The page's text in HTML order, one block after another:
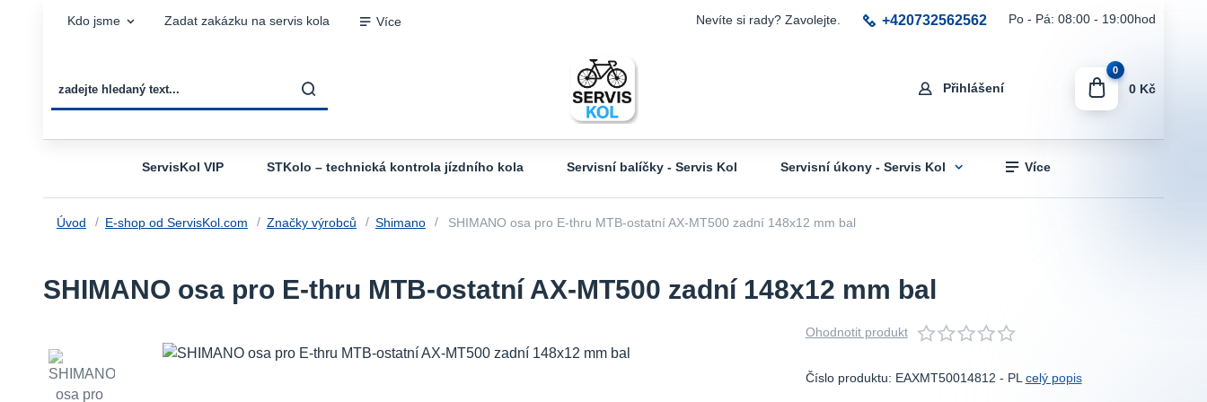
Kdo jsme Zadat zakázku na servis kola Více
Přihlášení
Nevíte si rady? Zavolejte. +420732562562 Po - Pá: 08:00 - 19:00hod
0
0 Kč
ServisKol VIP STKolo – technická kontrola jízdního kola Servisní balíčky - Servis Kol Servisní úkony - Servis Kol Více
Úvod E-shop od ServisKol.com Značky výrobců Shimano SHIMANO osa pro E-thru MTB-ostatní AX-MT500 zadní 148x12 mm bal
SHIMANO osa pro E-thru MTB-ostatní AX-MT500 zadní 148x12 mm bal
Ohodnotit produkt
Číslo produktu: EAXMT50014812 - PL celý popis